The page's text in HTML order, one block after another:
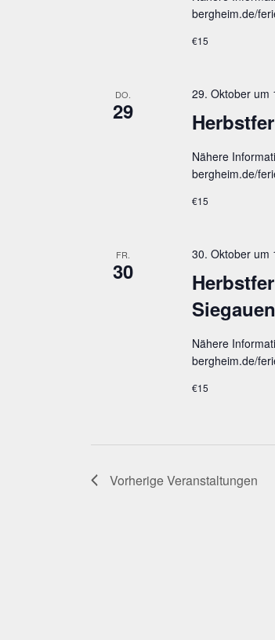
bergheim.de/
€15
DO.
29
29. Oktober um
Nähere
bergheim.de/
€15
FR.
30
30. Oktober um
Nähere
bergheim.de/
€15
VorherigeVeranstaltungen